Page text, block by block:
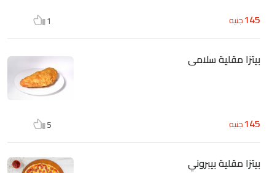
145جنيه 1
بيتزا مقلية سلامى
145جنيه 5
بيتزا مقلية بيبروني